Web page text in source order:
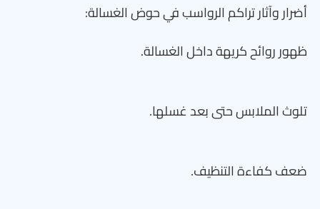
أضرار وآثار تراكم الرواسب في حوض الغسالة:
ظهور روائح كريهة داخل الغسالة.
تلوث الملابس حتى بعد غسلها.
ضعف كفاءة التنظيف.